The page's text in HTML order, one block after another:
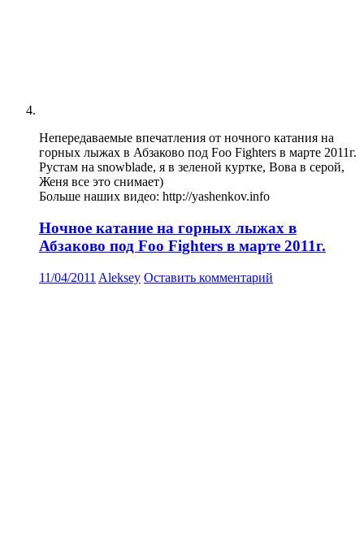
Непередаваемые впечатления от ночного катания на
горных лыжах в Абзаково под Foo Fighters в марте 2011г.
Рустам на snowblade, я в зеленой куртке, Вова в серой,
Женя все это снимает)
Больше наших видео: http://yashenkov.info
Ночное катание на горных лыжах в
Абзаково под Foo Fighters в марте 2011г.
11/04/2011 Aleksey Оставить комментарий